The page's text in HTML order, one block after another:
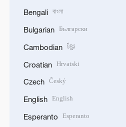
Bengali বাংলা
Bulgarian Български
Cambodian ខ្មែរ
Croatian Hrvatski
Czech Český
English English
Esperanto Esperanto